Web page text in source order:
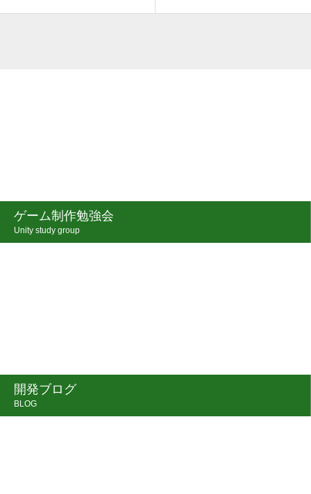
ゲーム制作勉強会
Unity study group
開発ブログ
BLOG